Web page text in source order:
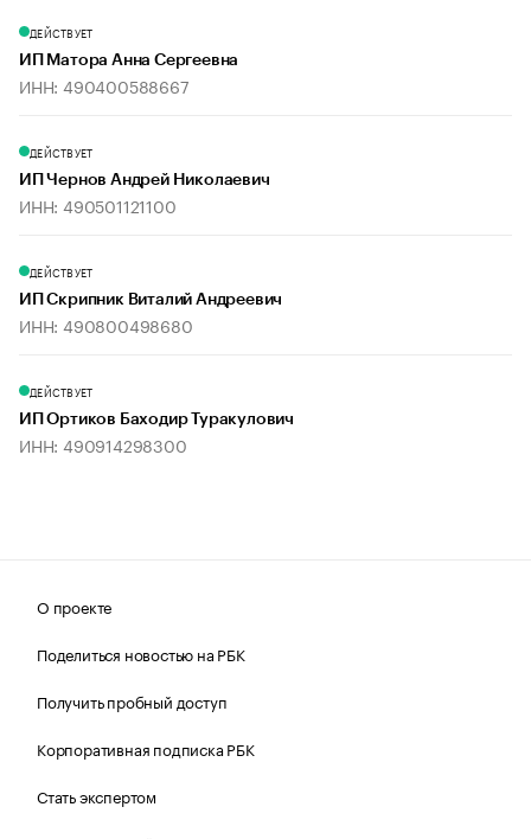
ДЕЙСТВУЕТ
ИП Матора Анна Сергеевна
ИНН: 490400588667
ДЕЙСТВУЕТ
ИП Чернов Андрей Николаевич
ИНН: 490501121100
ДЕЙСТВУЕТ
ИП Скрипник Виталий Андреевич
ИНН: 490800498680
ДЕЙСТВУЕТ
ИП Ортиков Баходир Туракулович
ИНН: 490914298300
О проекте
Поделиться новостью на РБК
Получить пробный доступ
Корпоративная подписка РБК
Стать экспертом